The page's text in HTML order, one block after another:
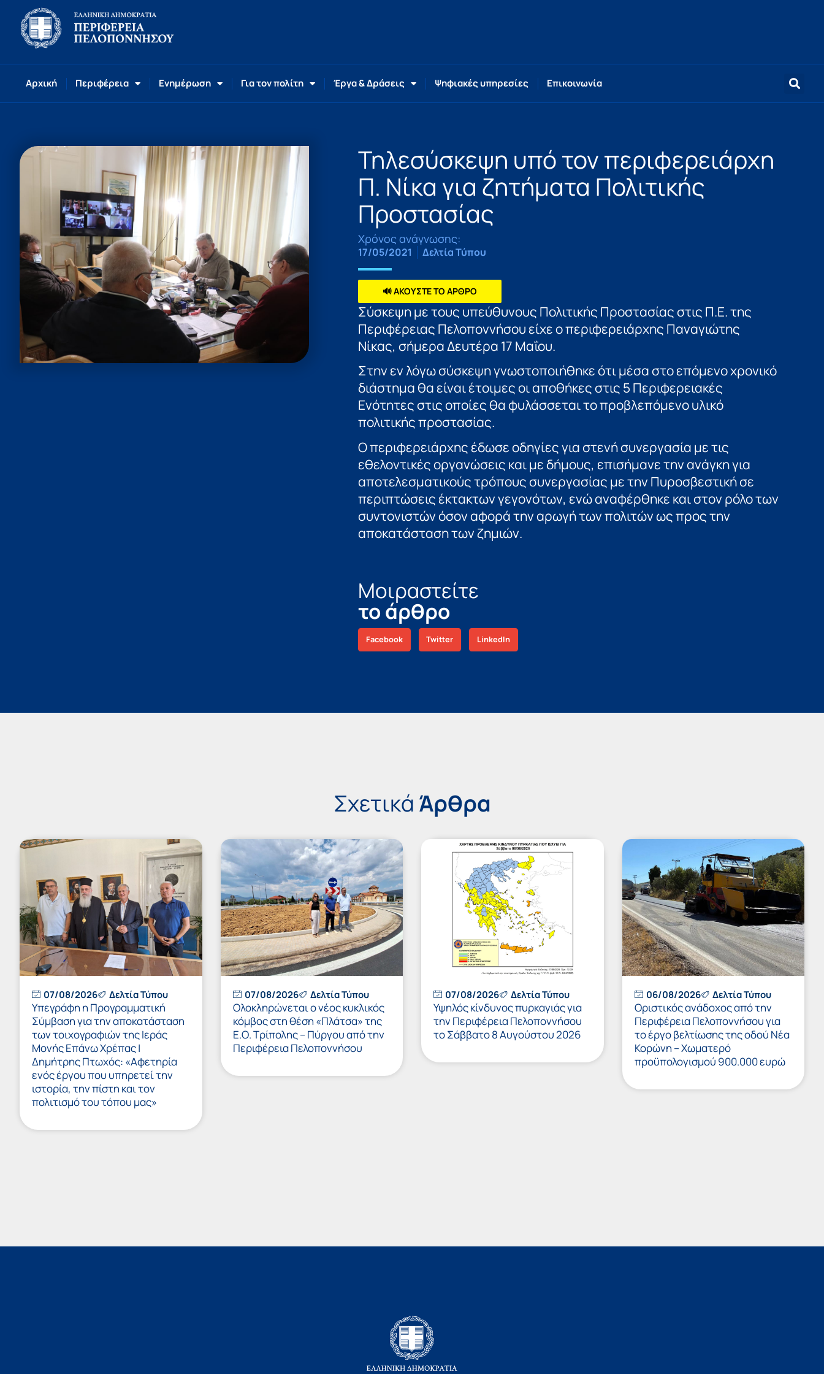
Αρχική Περιφέρεια Ενημέρωση Για τον πολίτη Έργα & Δράσεις Ψηφιακές υπηρεσίες Επικοινωνία
Τηλεσύσκεψη υπό τον περιφερειάρχη
Π. Νίκα για ζητήματα Πολιτικής
Προστασίας
Χρόνος ανάγνωσης:
17/05/2021 Δελτία Τύπου
🔊 ΑΚΟΥΣΤΕ ΤΟ ΑΡΘΡΟ
Σύσκεψη με τους υπεύθυνους Πολιτικής Προστασίας στις Π.Ε. της
Περιφέρειας Πελοποννήσου είχε ο περιφερειάρχης Παναγιώτης
Νίκας, σήμερα Δευτέρα 17 Μαΐου.
Στην εν λόγω σύσκεψη γνωστοποιήθηκε ότι μέσα στο επόμενο χρονικό
διάστημα θα είναι έτοιμες οι αποθήκες στις 5 Περιφερειακές
Ενότητες στις οποίες θα φυλάσσεται το προβλεπόμενο υλικό
πολιτικής προστασίας.
Ο περιφερειάρχης έδωσε οδηγίες για στενή συνεργασία με τις
εθελοντικές οργανώσεις και με δήμους, επισήμανε την ανάγκη για
αποτελεσματικούς τρόπους συνεργασίας με την Πυροσβεστική σε
περιπτώσεις έκτακτων γεγονότων, ενώ αναφέρθηκε και στον ρόλο των
συντονιστών όσον αφορά την αρωγή των πολιτών ως προς την
αποκατάσταση των ζημιών.
Μοιραστείτε
το άρθρο
Facebook Twitter LinkedIn
Σχετικά Άρθρα
07/08/2026 Δελτία Τύπου
Υπεγράφη η Προγραμματική
Σύμβαση για την αποκατάσταση
των τοιχογραφιών της Ιεράς
Μονής Επάνω Χρέπας |
Δημήτρης Πτωχός: «Αφετηρία
ενός έργου που υπηρετεί την
ιστορία, την πίστη και τον
πολιτισμό του τόπου μας»
07/08/2026 Δελτία Τύπου
Ολοκληρώνεται ο νέος κυκλικός
κόμβος στη θέση «Πλάτσα» της
Ε.Ο. Τρίπολης – Πύργου από την
Περιφέρεια Πελοποννήσου
07/08/2026 Δελτία Τύπου
Υψηλός κίνδυνος πυρκαγιάς για
την Περιφέρεια Πελοποννήσου
το Σάββατο 8 Αυγούστου 2026
06/08/2026 Δελτία Τύπου
Οριστικός ανάδοχος από την
Περιφέρεια Πελοποννήσου για
το έργο βελτίωσης της οδού Νέα
Κορώνη – Χωματερό
προϋπολογισμού 900.000 ευρώ